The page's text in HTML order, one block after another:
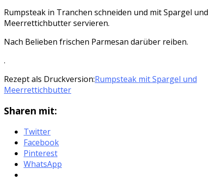
Rumpsteak in Tranchen schneiden und mit Spargel und
Meerrettichbutter servieren.
Nach Belieben frischen Parmesan darüber reiben.
.
Rezept als Druckversion:Rumpsteak mit Spargel und
Meerrettichbutter
Sharen mit:
Twitter
Facebook
Pinterest
WhatsApp